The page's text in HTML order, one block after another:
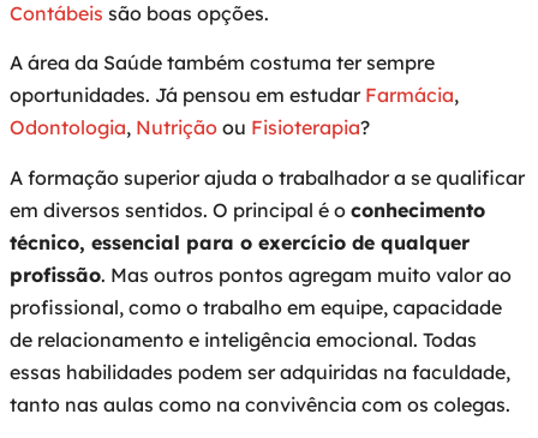
Contábeis são boas opções.
A área da Saúde também costuma ter sempre
oportunidades. Já pensou em estudar Farmácia,
Odontologia, Nutrição ou Fisioterapia?
A formação superior ajuda o trabalhador a se qualificar
em diversos sentidos. O principal é o conhecimento
técnico, essencial para o exercício de qualquer
profissão. Mas outros pontos agregam muito valor ao
profissional, como o trabalho em equipe, capacidade
de relacionamento e inteligência emocional. Todas
essas habilidades podem ser adquiridas na faculdade,
tanto nas aulas como na convivência com os colegas.